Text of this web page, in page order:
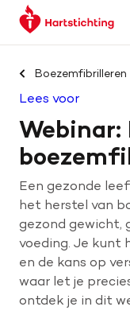
Spring
naar
Spring
naar
navigatie
Keer
terug
de
homepage
Zoek binnen
Zoeken
Home
Hart- en
Oorzaken
Is jouw hart
Boezemfibrilleren
Lees voor
Een gezonde
het herstel van
gezond gewicht,
voeding. Je kunt
en de kans op
waar let je
ontdek je in dit